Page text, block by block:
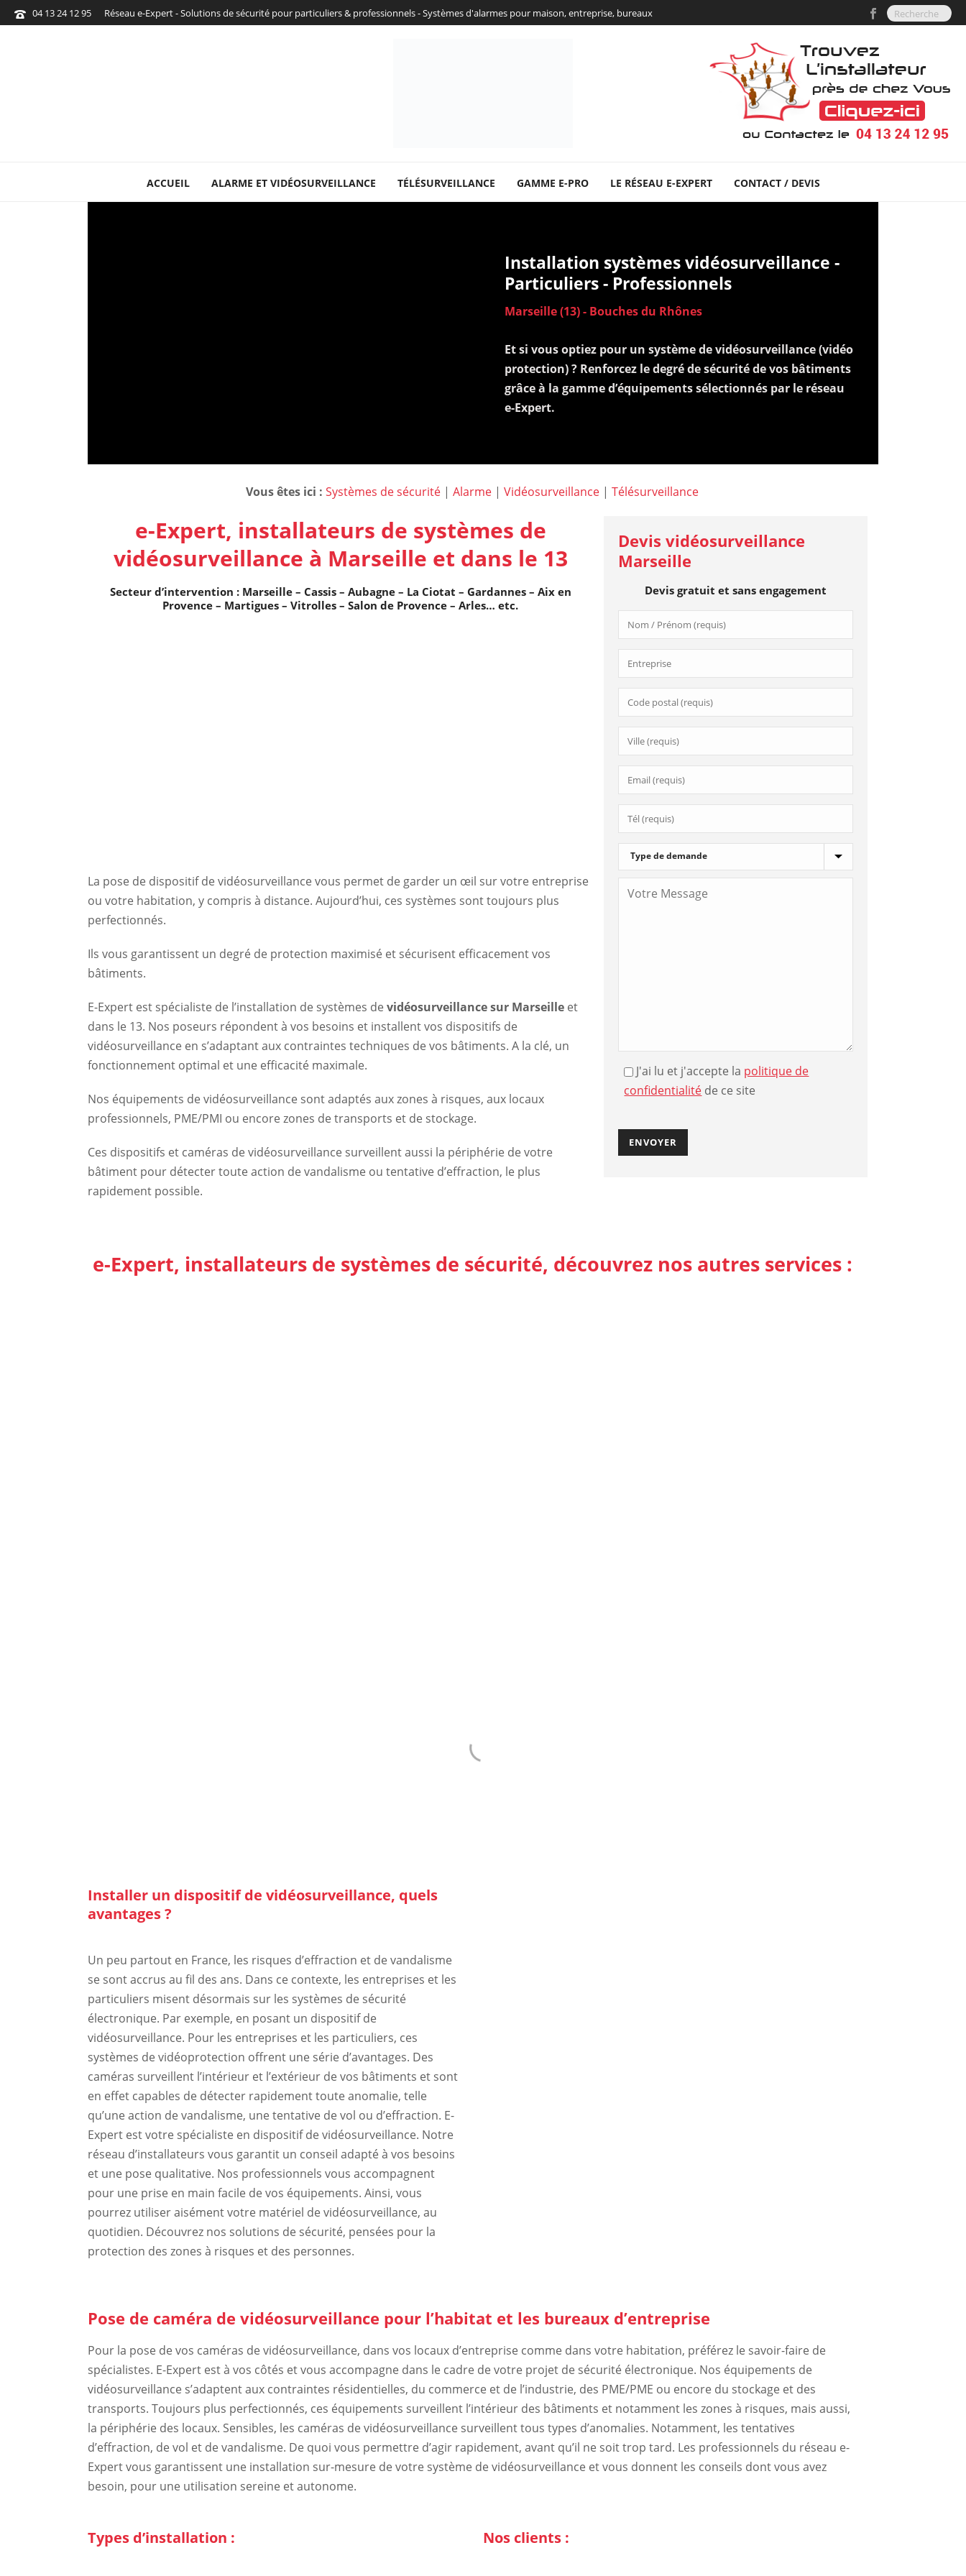
04 13 24 12 95 Réseau e-Expert - Solutions de sécurité pour particuliers & professionnels - Systèmes d'alarmes pour maison, entreprise, bureaux
ACCUEIL ALARME ET VIDÉOSURVEILLANCE TÉLÉSURVEILLANCE GAMME E-PRO LE RÉSEAU E-EXPERT CONTACT / DEVIS
Installation systèmes vidéosurveillance -
Particuliers - Professionnels
Marseille (13) - Bouches du Rhônes
Et si vous optiez pour un système de vidéosurveillance (vidéo
protection) ? Renforcez le degré de sécurité de vos bâtiments
grâce à la gamme d’équipements sélectionnés par le réseau
e-Expert.
Vous êtes ici : Systèmes de sécurité | Alarme | Vidéosurveillance | Télésurveillance
e-Expert, installateurs de systèmes de
vidéosurveillance à Marseille et dans le 13
Secteur d’intervention : Marseille – Cassis – Aubagne – La Ciotat – Gardannes – Aix en
Provence – Martigues – Vitrolles – Salon de Provence – Arles… etc.
La pose de dispositif de vidéosurveillance vous permet de garder un œil sur votre entreprise
ou votre habitation, y compris à distance. Aujourd’hui, ces systèmes sont toujours plus
perfectionnés.
Ils vous garantissent un degré de protection maximisé et sécurisent efficacement vos
bâtiments.
E-Expert est spécialiste de l’installation de systèmes de vidéosurveillance sur Marseille et
dans le 13. Nos poseurs répondent à vos besoins et installent vos dispositifs de
vidéosurveillance en s’adaptant aux contraintes techniques de vos bâtiments. A la clé, un
fonctionnement optimal et une efficacité maximale.
Nos équipements de vidéosurveillance sont adaptés aux zones à risques, aux locaux
professionnels, PME/PMI ou encore zones de transports et de stockage.
Ces dispositifs et caméras de vidéosurveillance surveillent aussi la périphérie de votre
bâtiment pour détecter toute action de vandalisme ou tentative d’effraction, le plus
rapidement possible.
Devis vidéosurveillance
Marseille
Devis gratuit et sans engagement
J'ai lu et j'accepte la politique de
confidentialité de ce site
e-Expert, installateurs de systèmes de sécurité, découvrez nos autres services :
Installer un dispositif de vidéosurveillance, quels
avantages ?
Un peu partout en France, les risques d’effraction et de vandalisme
se sont accrus au fil des ans. Dans ce contexte, les entreprises et les
particuliers misent désormais sur les systèmes de sécurité
électronique. Par exemple, en posant un dispositif de
vidéosurveillance. Pour les entreprises et les particuliers, ces
systèmes de vidéoprotection offrent une série d’avantages. Des
caméras surveillent l’intérieur et l’extérieur de vos bâtiments et sont
en effet capables de détecter rapidement toute anomalie, telle
qu’une action de vandalisme, une tentative de vol ou d’effraction. E-
Expert est votre spécialiste en dispositif de vidéosurveillance. Notre
réseau d’installateurs vous garantit un conseil adapté à vos besoins
et une pose qualitative. Nos professionnels vous accompagnent
pour une prise en main facile de vos équipements. Ainsi, vous
pourrez utiliser aisément votre matériel de vidéosurveillance, au
quotidien. Découvrez nos solutions de sécurité, pensées pour la
protection des zones à risques et des personnes.
Pose de caméra de vidéosurveillance pour l’habitat et les bureaux d’entreprise
Pour la pose de vos caméras de vidéosurveillance, dans vos locaux d’entreprise comme dans votre habitation, préférez le savoir-faire de
spécialistes. E-Expert est à vos côtés et vous accompagne dans le cadre de votre projet de sécurité électronique. Nos équipements de
vidéosurveillance s’adaptent aux contraintes résidentielles, du commerce et de l’industrie, des PME/PME ou encore du stockage et des
transports. Toujours plus perfectionnés, ces équipements surveillent l’intérieur des bâtiments et notamment les zones à risques, mais aussi,
la périphérie des locaux. Sensibles, les caméras de vidéosurveillance surveillent tous types d’anomalies. Notamment, les tentatives
d’effraction, de vol et de vandalisme. De quoi vous permettre d’agir rapidement, avant qu’il ne soit trop tard. Les professionnels du réseau e-
Expert vous garantissent une installation sur-mesure de votre système de vidéosurveillance et vous donnent les conseils dont vous avez
besoin, pour une utilisation sereine et autonome.
Types d’installation : Nos clients :